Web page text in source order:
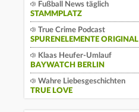
Fußball News täglich
STAMMPLATZ
True Crime Podcast
SPURENELEMENTE ORIGINAL
Klaas Heufer-Umlauf
BAYWATCH BERLIN
Wahre Liebesgeschichten
TRUE LOVE